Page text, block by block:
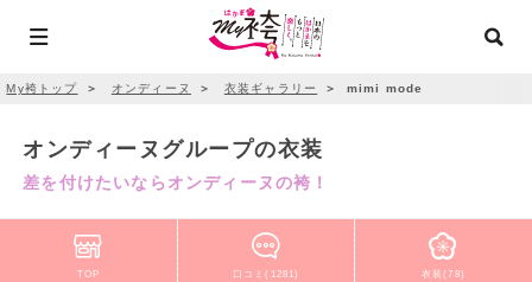
My袴トップ ＞ オンディーヌ ＞ 衣装ギャラリー ＞ mimi mode
オンディーヌグループの衣装
差を付けたいならオンディーヌの袴！
TOP 口コミ(1281) 衣装(78)